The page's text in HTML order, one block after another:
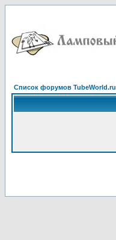
Список форумов TubeWorld.ru